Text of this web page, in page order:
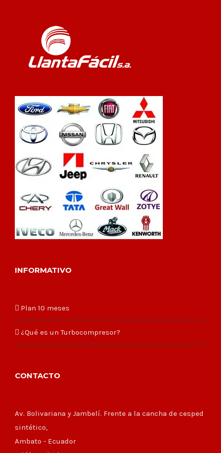
INFORMATIVO
Plan 10 meses
¿Qué es un Turbocompresor?
CONTACTO
Av. Bolivariana y Jambelí. Frente a la cancha de cesped
sintético,
Ambato - Ecuador